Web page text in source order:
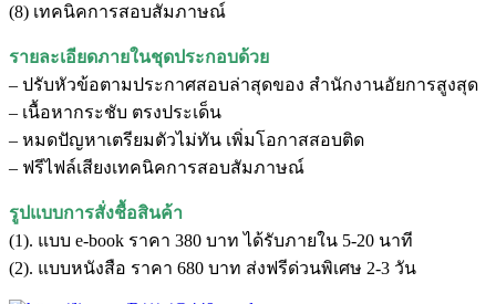
(8) เทคนิคการสอบสัมภาษณ์
รายละเอียดภายในชุดประกอบด้วย
– ปรับหัวข้อตามประกาศสอบล่าสุดของ สำนักงานอัยการสูงสุด
– เนื้อหากระชับ ตรงประเด็น
– หมดปัญหาเตรียมตัวไม่ทัน เพิ่มโอกาสสอบติด
– ฟรีไฟล์เสียงเทคนิคการสอบสัมภาษณ์
รูปแบบการสั่งชื้อสินค้า
(1). แบบ e-book ราคา 380 บาท ได้รับภายใน 5-20 นาที
(2). แบบหนังสือ ราคา 680 บาท ส่งฟรีด่วนพิเศษ 2-3 วัน